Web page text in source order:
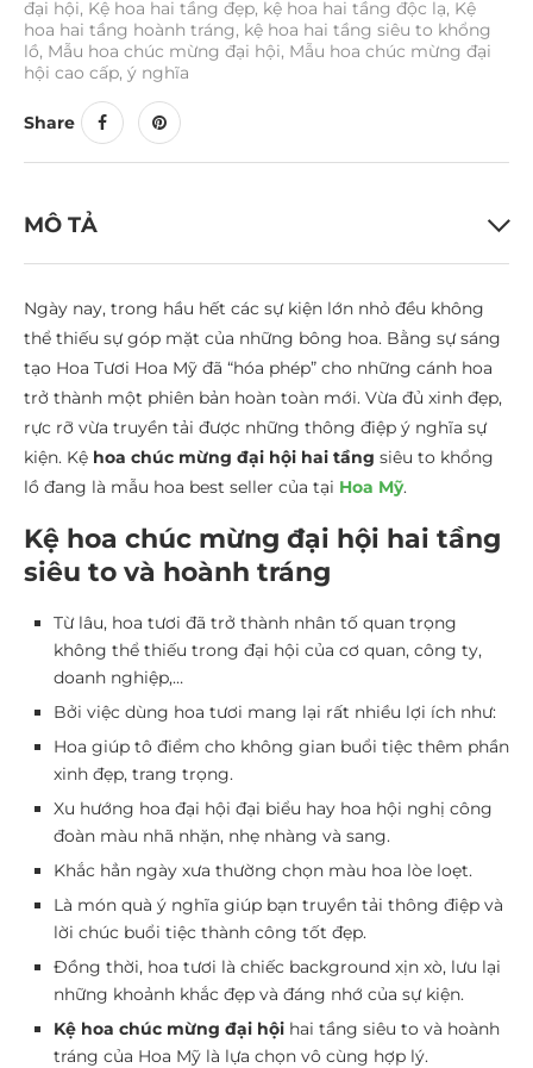
đại hội, Kệ hoa hai tầng đẹp, kệ hoa hai tầng độc lạ, Kệ
hoa hai tầng hoành tráng, kệ hoa hai tầng siêu to khổng
lồ, Mẫu hoa chúc mừng đại hội, Mẫu hoa chúc mừng đại
hội cao cấp, ý nghĩa
Share
MÔ TẢ
Ngày nay, trong hầu hết các sự kiện lớn nhỏ đều không
thể thiếu sự góp mặt của những bông hoa. Bằng sự sáng
tạo Hoa Tươi Hoa Mỹ đã “hóa phép” cho những cánh hoa
trở thành một phiên bản hoàn toàn mới. Vừa đủ xinh đẹp,
rực rỡ vừa truyền tải được những thông điệp ý nghĩa sự
kiện. Kệ hoa chúc mừng đại hội hai tầng siêu to khổng
lồ đang là mẫu hoa best seller của tại Hoa Mỹ.
Kệ hoa chúc mừng đại hội hai tầng
siêu to và hoành tráng
Từ lâu, hoa tươi đã trở thành nhân tố quan trọng
không thể thiếu trong đại hội của cơ quan, công ty,
doanh nghiệp,…
Bởi việc dùng hoa tươi mang lại rất nhiều lợi ích như:
Hoa giúp tô điểm cho không gian buổi tiệc thêm phần
xinh đẹp, trang trọng.
Xu hướng hoa đại hội đại biểu hay hoa hội nghị công
đoàn màu nhã nhặn, nhẹ nhàng và sang.
Khắc hẳn ngày xưa thường chọn màu hoa lòe loẹt.
Là món quà ý nghĩa giúp bạn truyền tải thông điệp và
lời chúc buổi tiệc thành công tốt đẹp.
Đồng thời, hoa tươi là chiếc background xịn xò, lưu lại
những khoảnh khắc đẹp và đáng nhớ của sự kiện.
Kệ hoa chúc mừng đại hội hai tầng siêu to và hoành
tráng của Hoa Mỹ là lựa chọn vô cùng hợp lý.